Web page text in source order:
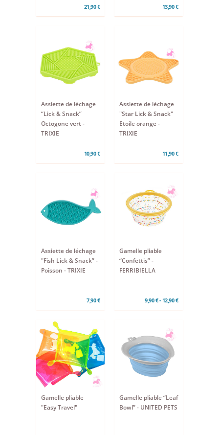
21,90 € 13,90 €
Assiette de léchage
“Lick & Snack”
Octogone vert -
TRIXIE
10,90 €
Assiette de léchage
"Star Lick & Snack"
Etoile orange -
TRIXIE
11,90 €
Assiette de léchage
"Fish Lick & Snack” -
Poisson - TRIXIE
7,90 €
Gamelle pliable
“Confettis” -
FERRIBIELLA
9,90 € - 12,90 €
Gamelle pliable
"Easy Travel"
Gamelle pliable “Leaf
Bowl” - UNITED PETS